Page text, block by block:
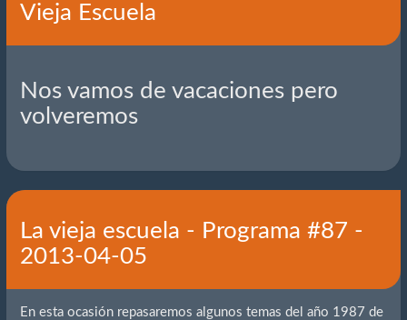
Vieja Escuela
Nos vamos de vacaciones pero
volveremos
La vieja escuela - Programa #87 -
2013-04-05
En esta ocasión repasaremos algunos temas del año 1987 de